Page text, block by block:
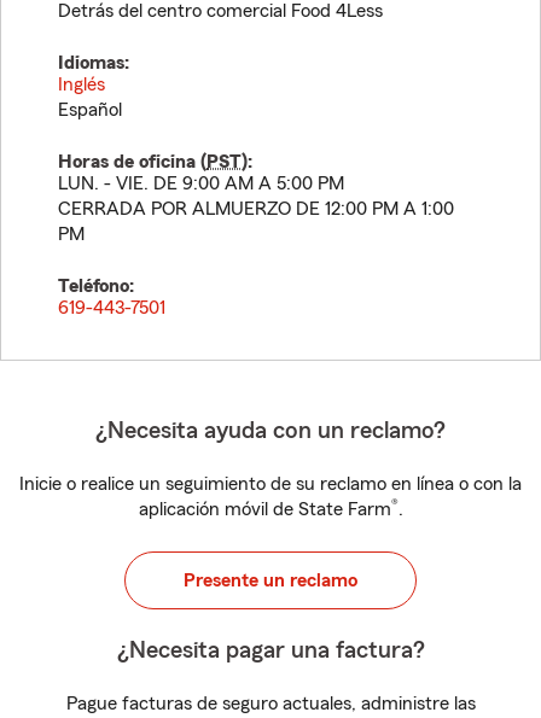
Detrás del centro comercial Food 4Less
Idiomas:
Inglés
Español
Horas de oficina (PST):
LUN. - VIE. DE 9:00 AM A 5:00 PM
CERRADA POR ALMUERZO DE 12:00 PM A 1:00
PM
Teléfono:
619-443-7501
¿Necesita ayuda con un reclamo?
Inicie o realice un seguimiento de su reclamo en línea o con la
aplicación móvil de State Farm®.
Presente un reclamo
¿Necesita pagar una factura?
Pague facturas de seguro actuales, administre las